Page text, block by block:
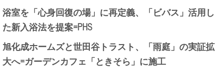
浴室を「心身回復の場」に再定義、「ビバス」活用し
た新入浴法を提案=PHS
旭化成ホームズと世田谷トラスト、「雨庭」の実証拡
大へ=ガーデンカフェ「ときそら」に施工